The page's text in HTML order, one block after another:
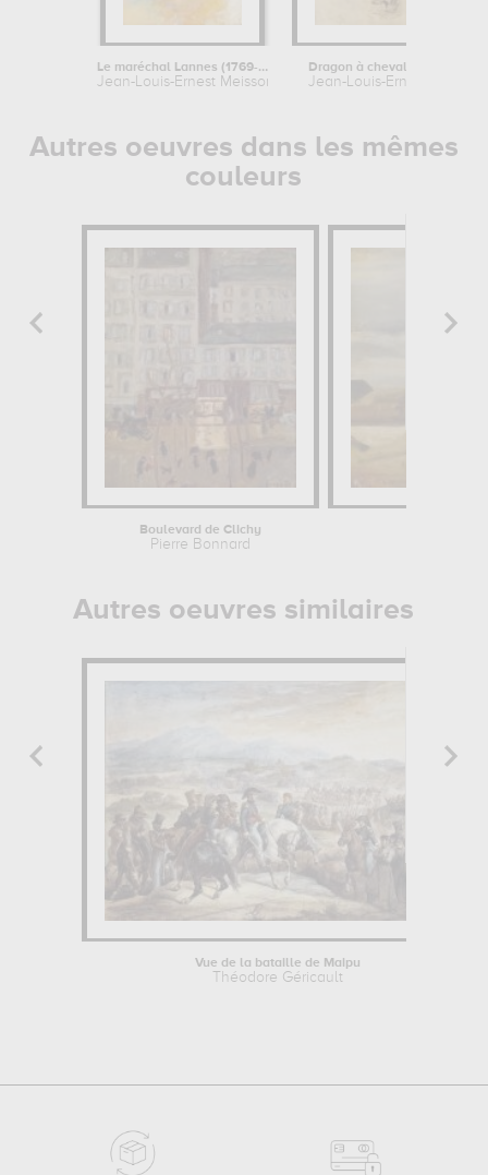
Le maréchal Lannes (1769-1809)
Jean-Louis-Ernest Meissonier Jean-Louis-Ernest
Autres oeuvres dans les mêmes
couleurs
Boulevard de Clichy
Pierre Bonnard
Autres oeuvres similaires
Vue de la bataille de Maipu
Théodore Géricault